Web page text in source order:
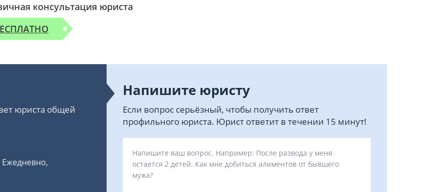
консультация юриста
юриста общей
Напишите юристу
Если вопрос серьёзный, чтобы получить ответ
профильного юриста. Юрист ответит в течении 15 минут!